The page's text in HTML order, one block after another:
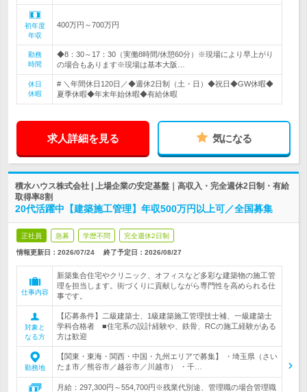
初年度
年収
400万円～700万円
勤務
時間
◆8：30～17：30（実働8時間/休憩60分）※現場により早上がり
の場合もあります※現場は基本大阪…
休日
休暇
# ＼年間休日120日／◆週休2日制（土・日）◆祝日◆GW休暇◆
夏季休暇◆年末年始休暇◆有給休暇
求人詳細を見る 気になる
積水ハウス株式会社 | 上場企業の安定基盤｜高収入・完全週休2日制・有給
取得率8割
20代活躍中【建築施工管理】年収500万円以上可／全国募集
正社員 急募 学歴不問 完全週休2日制
情報更新日：2026/07/24 終了予定日： 2026/08/27
仕事内容
新築集合住宅やクリニック、オフィスなど多彩な建築物の施工管
理を担当します。街づくりに貢献しながら専門性を高められる仕
事です。
対象と
なる方
【応募条件】二級建築士、1級建築施工管理技士補、一級建築士
学科合格者 ■住宅系の設計経験や、鉄骨、RCの施工経験がある
方は歓迎
勤務地
【関東・東海・関西・中国・九州エリアで募集】 ・埼玉県（さい
たま市／熊谷市／越谷市／川越市） ・千…
月給：297,300円～554,700円※残業代別途、管理職の場合管理職